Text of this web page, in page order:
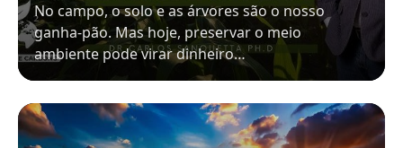
No campo, o solo e as árvores são o nosso
ganha-pão. Mas hoje, preservar o meio
ambiente pode virar dinheiro…